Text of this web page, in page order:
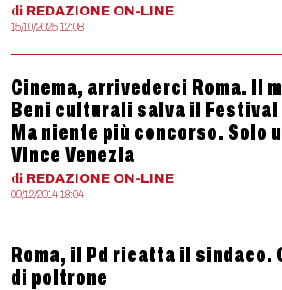
di REDAZIONE ON-LINE
15/10/2025 12:08
Cinema, arrivederci Roma. Il
Beni culturali salva il
Ma niente più concorso. Solo
Vince Venezia
di REDAZIONE ON-LINE
09/12/2014 18:04
Roma, il Pd ricatta il sindaco.
di poltrone